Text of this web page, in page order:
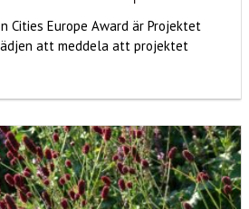
Cities Europe Award är Projektet
att meddela att projektet